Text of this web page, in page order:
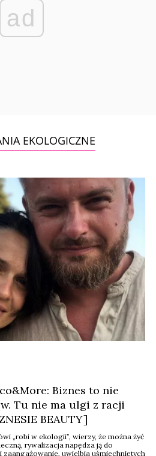
ad
EKOLOGICZNE
Biznes to nie
Tu nie ma ulgi z racji
BEAUTY]
„robi w ekologii”, wierzy, że można żyć
rywalizacja napędza ją do
zaangażowanie, uwielbia uśmiechniętych